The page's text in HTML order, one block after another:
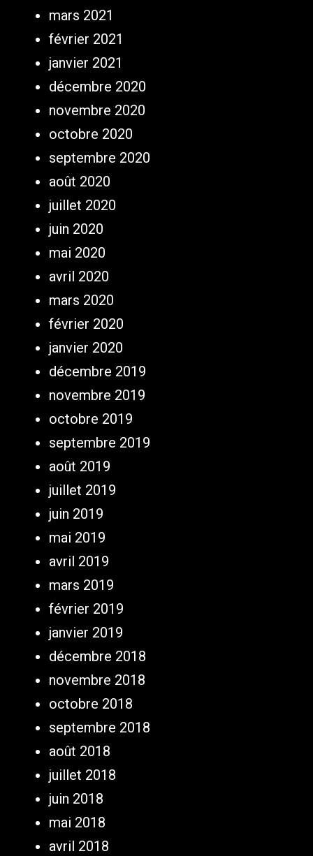
mars 2021
février 2021
janvier 2021
décembre 2020
novembre 2020
octobre 2020
septembre 2020
août 2020
juillet 2020
juin 2020
mai 2020
avril 2020
mars 2020
février 2020
janvier 2020
décembre 2019
novembre 2019
octobre 2019
septembre 2019
août 2019
juillet 2019
juin 2019
mai 2019
avril 2019
mars 2019
février 2019
janvier 2019
décembre 2018
novembre 2018
octobre 2018
septembre 2018
août 2018
juillet 2018
juin 2018
mai 2018
avril 2018